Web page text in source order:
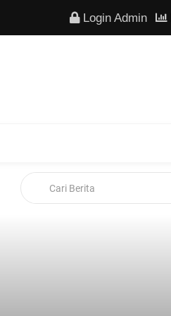
Login Admin